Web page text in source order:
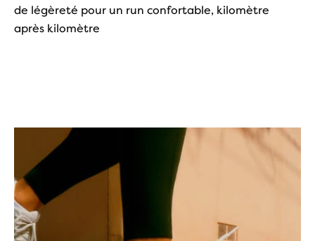
de légèreté pour un run confortable, kilomètre
après kilomètre